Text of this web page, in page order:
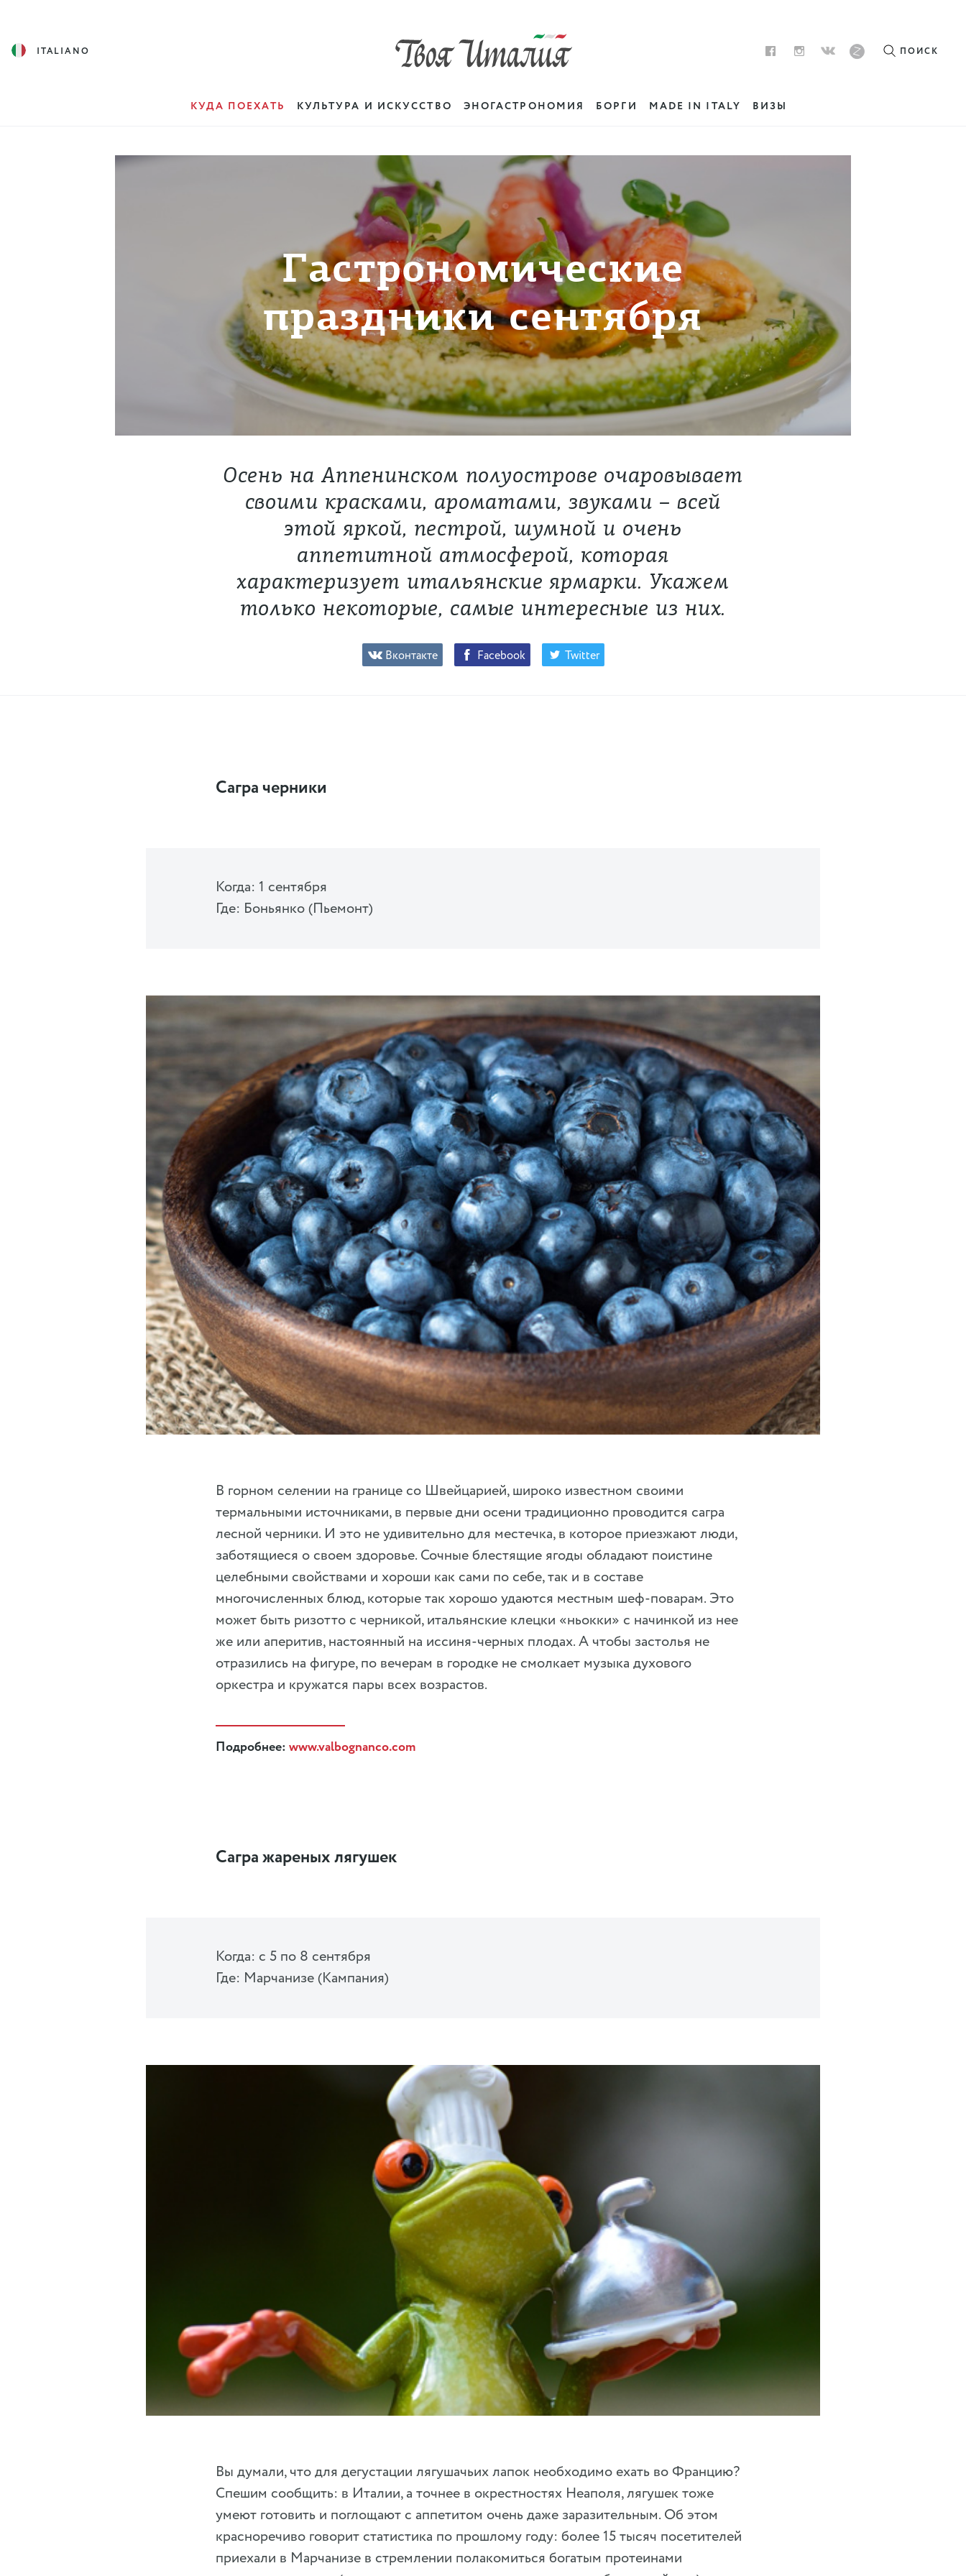
ITALIANO ПОИСК
КУДА ПОЕХАТЬ КУЛЬТУРА И ИСКУССТВО ЭНОГАСТРОНОМИЯ БОРГИ MADE IN ITALY ВИЗЫ
Гастрономические
праздники сентября
Осень на Аппенинском полуострове очаровывает
своими красками, ароматами, звуками – всей
этой яркой, пестрой, шумной и очень
аппетитной атмосферой, которая
характеризует итальянские ярмарки. Укажем
только некоторые, самые интересные из них.
Вконтакте Facebook Twitter
Сагра черники
Когда: 1 сентября
Где: Боньянко (Пьемонт)
В горном селении на границе со Швейцарией, широко известном своими
термальными источниками, в первые дни осени традиционно проводится сагра
лесной черники. И это не удивительно для местечка, в которое приезжают люди,
заботящиеся о своем здоровье. Сочные блестящие ягоды обладают поистине
целебными свойствами и хороши как сами по себе, так и в составе
многочисленных блюд, которые так хорошо удаются местным шеф-поварам. Это
может быть ризотто с черникой, итальянские клецки «ньокки» с начинкой из нее
же или аперитив, настоянный на иссиня-черных плодах. А чтобы застолья не
отразились на фигуре, по вечерам в городке не смолкает музыка духового
оркестра и кружатся пары всех возрастов.
Подробнее:www.valbognanco.com
Сагра жареных лягушек
Когда: с 5 по 8 сентября
Где: Марчанизе (Кампания)
Вы думали, что для дегустации лягушачьих лапок необходимо ехать во Францию?
Спешим сообщить: в Италии, а точнее в окрестностях Неаполя, лягушек тоже
умеют готовить и поглощают с аппетитом очень даже заразительным. Об этом
красноречиво говорит статистика по прошлому году: более 15 тысяч посетителей
приехали в Марчанизе в стремлении полакомиться богатым протеинами